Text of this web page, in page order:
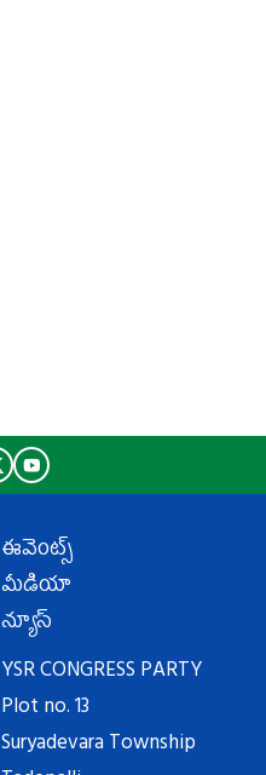
ఈవెంట్స్
మీడియా
న్యూస్
YSR CONGRESS PARTY
Plot no. 13
Suryadevara Township